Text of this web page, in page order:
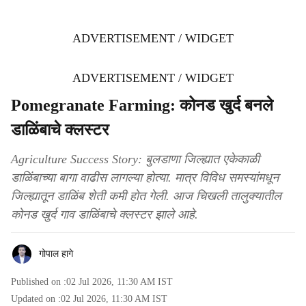
ADVERTISEMENT / WIDGET
ADVERTISEMENT / WIDGET
Pomegranate Farming: कोनड खुर्द बनले
डाळिंबाचे क्लस्टर
Agriculture Success Story: बुलडाणा जिल्ह्यात एकेकाळी
डाळिंबाच्या बागा वाढीस लागल्या होत्या. मात्र विविध समस्यांमधून
जिल्ह्यातून डाळिंब शेती कमी होत गेली. आज चिखली तालुक्यातील
कोनड खुर्द गाव डाळिंबाचे क्लस्टर झाले आहे.
गोपाल हागे
Published on :02 Jul 2026, 11:30 AM IST
Updated on :02 Jul 2026, 11:30 AM IST